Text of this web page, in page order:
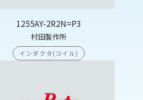
1255AY-2R2N=P3
村田製作所
インダクタ(コイル)